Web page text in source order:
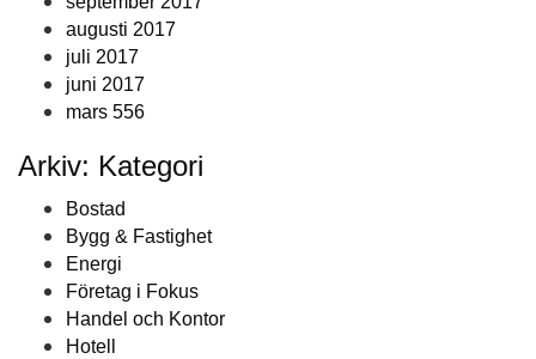
augusti 2017
juli 2017
juni 2017
mars 556
Arkiv: Kategori
Bostad
Bygg & Fastighet
Energi
Företag i Fokus
Handel och Kontor
Hotell